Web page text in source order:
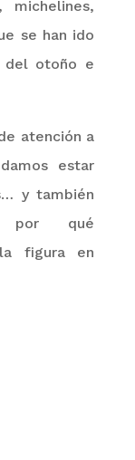
se han ido
del otoño e
atención a
estar
y también
por qué
figura en